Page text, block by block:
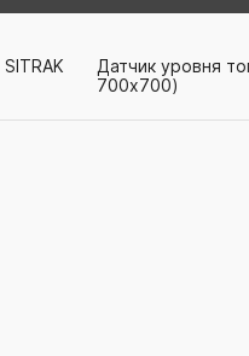
SITRAK
Датчик уровня
700x700)